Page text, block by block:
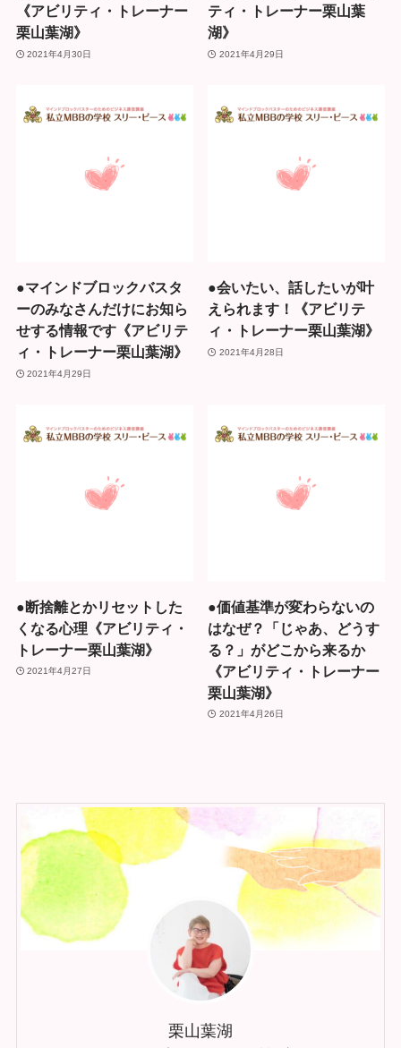
《アビリティ・トレーナー
栗山葉湖》
2021年4月30日
ティ・トレーナー栗山葉
湖》
2021年4月29日
●マインドブロックバスタ
ーのみなさんだけにお知ら
せする情報です《アビリテ
ィ・トレーナー栗山葉湖》
2021年4月29日
●会いたい、話したいが叶
えられます！《アビリテ
ィ・トレーナー栗山葉湖》
2021年4月28日
●断捨離とかリセットした
くなる心理《アビリティ・
トレーナー栗山葉湖》
2021年4月27日
●価値基準が変わらないの
はなぜ？「じゃあ、どうす
る？」がどこから来るか
《アビリティ・トレーナー
栗山葉湖》
2021年4月26日
栗山葉湖